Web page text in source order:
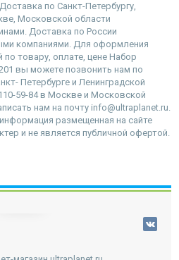
по Санкт-Петербургу,
Московской области
Доставка по России
компаниями. Для оформления
по товару, оплате, цене Набор
вы можете позвонить нам по
Петербурге и Ленинградской
59-84 в Москве и Московской
нам на почту info@ultraplanet.ru.
размещенная на сайте
и не является публичной офертой.
наверх